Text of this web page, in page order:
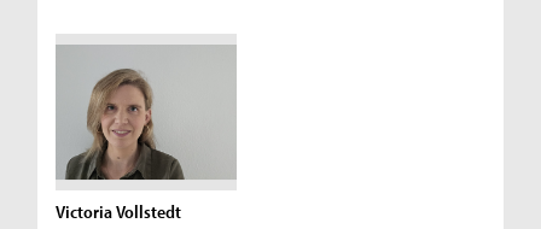
Victoria Vollstedt